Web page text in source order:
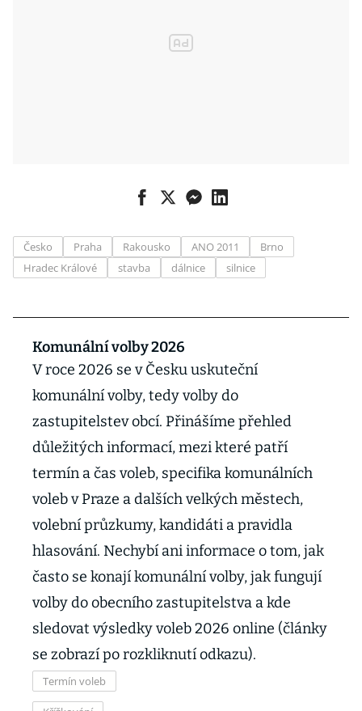
Česko Praha Rakousko ANO 2011
Brno
Hradec Králové
stavba dálnice silnice
Komunální volby 2026
V roce 2026 se v Česku uskuteční
komunální volby, tedy volby do
zastupitelstev obcí. Přinášíme přehled
důležitých informací, mezi které patří
termín a čas voleb, specifika komunálních
voleb v Praze a dalších velkých městech,
volební průzkumy, kandidáti a pravidla
hlasování. Nechybí ani informace o tom, jak
často se konají komunální volby, jak fungují
volby do obecního zastupitelstva a kde
sledovat výsledky voleb 2026 online (články
se zobrazí po rozkliknutí odkazu).
Termín voleb